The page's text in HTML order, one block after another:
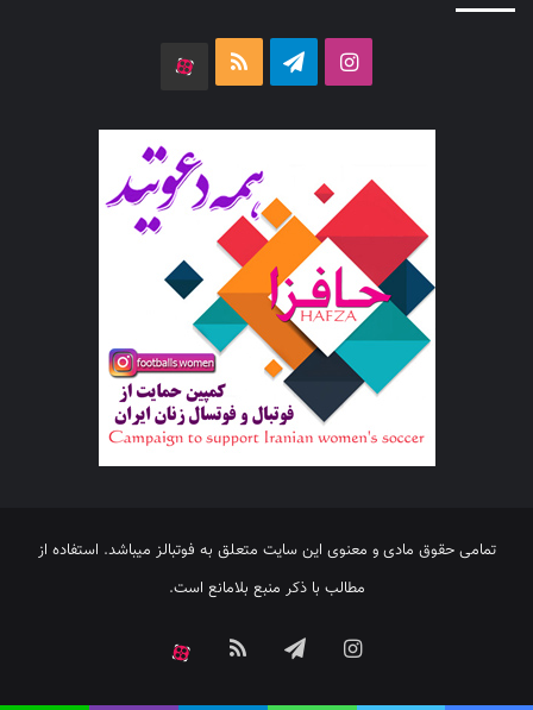
اینستاگرامتلگرام خوراک
تمامی حقوق مادی و معنوی این سایت متعلق به فوتبالز میباشد. استفاده از
مطالب با ذکر منبع بلامانع است.
اینستاگرامتلگرام خوراک